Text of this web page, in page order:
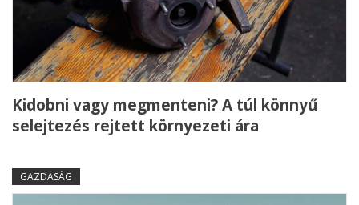
Kidobni vagy megmenteni? A túl könnyű
selejtezés rejtett környezeti ára
GAZDASÁG